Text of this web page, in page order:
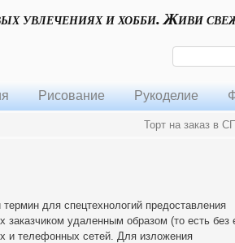
увлечениях и хобби. Живи
Рисование Рукоделие
Торт на заказ в
для спецтехнологий предоставления
удаленным образом (то есть без
и телефонных сетей. Для изложения